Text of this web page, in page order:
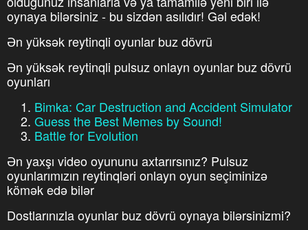
oynaya bilərsiniz - bu sizdən asılıdır! Gəl edək!
Ən yüksək reytinqli oyunlar buz dövrü
Ən yüksək reytinqli pulsuz onlayn oyunlar buz dövrü
oyunları
Bimka: Car Destruction and Accident Simulator
Guess the Best Memes by Sound!
Battle for Evolution
Ən yaxşı video oyununu axtarırsınız? Pulsuz
oyunlarımızın reytinqləri onlayn oyun seçiminizə
kömək edə bilər
Dostlarınızla oyunlar buz dövrü oynaya bilərsinizmi?